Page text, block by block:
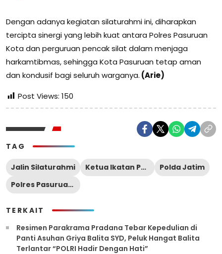
Dengan adanya kegiatan silaturahmi ini, diharapkan
tercipta sinergi yang lebih kuat antara Polres Pasuruan
Kota dan perguruan pencak silat dalam menjaga
harkamtibmas, sehingga Kota Pasuruan tetap aman
dan kondusif bagi seluruh warganya. (Arie)
Post Views: 150
TAG
Jalin Silaturahmi Ketua Ikatan Pencak Silat Indonesia (IPSI)
Polda Jatim
Polres Pasuruan Kota
TERKAIT
Resimen Parakrama Pradana Tebar Kepedulian di
Panti Asuhan Griya Balita SYD, Peluk Hangat Balita
Terlantar “POLRI Hadir Dengan Hati”